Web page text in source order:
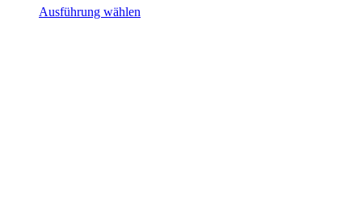
Ausführung wählen